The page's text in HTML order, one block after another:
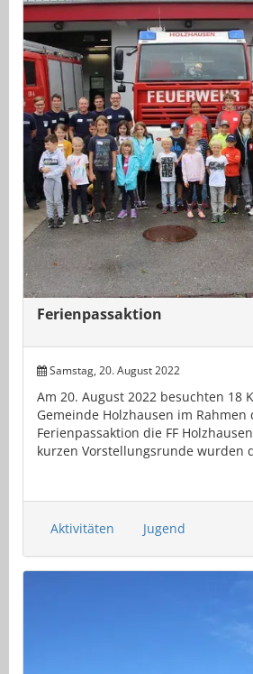
Ferienpassaktion
Samstag, 20. August 2022
Am 20. August 2022 besuchten 18
Gemeinde Holzhausen im Rahmen
Ferienpassaktion die FF
kurzen Vorstellungsrunde wurden
Aktivitäten Jugend